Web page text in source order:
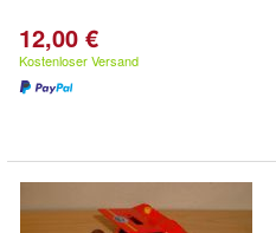
12,00 €
Kostenloser Versand